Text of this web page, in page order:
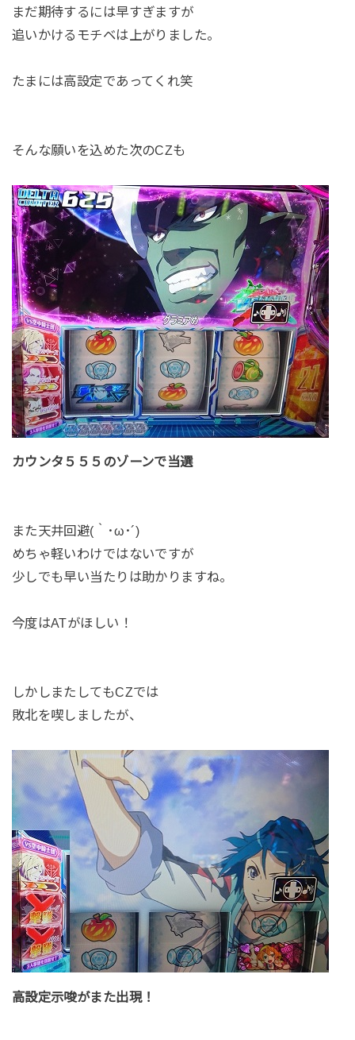
まだ期待するには早すぎますが
追いかけるモチベは上がりました。
たまには高設定であってくれ笑
そんな願いを込めた次のCZも
カウンタ５５５のゾーンで当選
また天井回避(｀･ω･´)
めちゃ軽いわけではないですが
少しでも早い当たりは助かりますね。
今度はATがほしい！
しかしまたしてもCZでは
敗北を喫しましたが、
高設定示唆がまた出現！